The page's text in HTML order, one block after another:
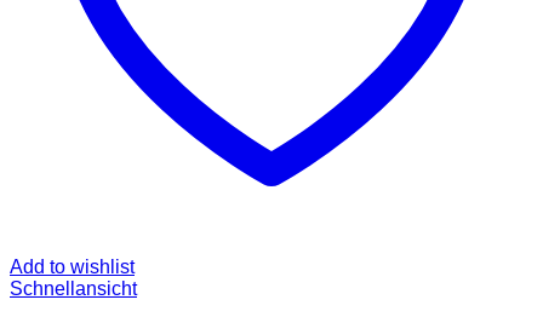
Add to wishlist
Schnellansicht